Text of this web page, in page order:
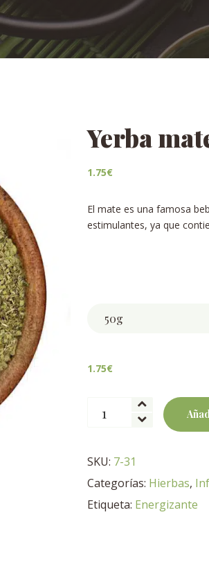
Yerba
1.75€
El mate es una famosa
estimulantes, ya que
1.75€
mate
SKU: 7-31
Categorías: Hierbas,
Etiqueta: Energizante